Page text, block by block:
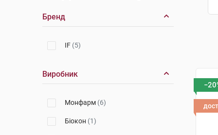
Бренд
IF (5)
Виробник
Монфарм (6)
Біокон (1)